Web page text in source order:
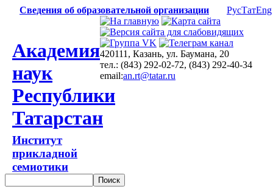
Сведения об образовательной организации РусТатEng
Академия
наук
Республики
Татарстан
Институт
прикладной
семиотики
420111, Казань, ул. Баумана, 20
тел.: (843) 292-02-72, (843) 292-40-34
email:an.rt@tatar.ru